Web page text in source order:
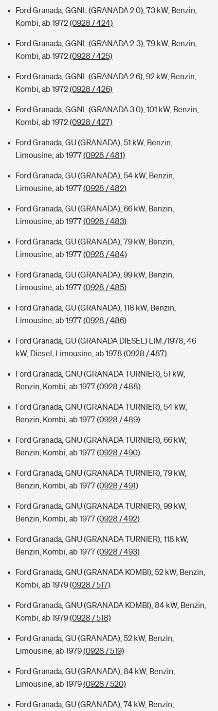
Ford Granada, GGNL (GRANADA 2.0), 73 kW, Benzin,
Kombi, ab 1972(0928 / 424)
Ford Granada, GGNL (GRANADA 2.3), 79 kW, Benzin,
Kombi, ab 1972(0928 / 425)
Ford Granada, GGNL (GRANADA 2.6), 92 kW, Benzin,
Kombi, ab 1972(0928 / 426)
Ford Granada, GGNL (GRANADA 3.0), 101 kW, Benzin,
Kombi, ab 1972(0928 / 427)
Ford Granada, GU (GRANADA), 51 kW, Benzin,
Limousine, ab 1977(0928 / 481)
Ford Granada, GU (GRANADA), 54 kW, Benzin,
Limousine, ab 1977(0928 / 482)
Ford Granada, GU (GRANADA), 66 kW, Benzin,
Limousine, ab 1977(0928 / 483)
Ford Granada, GU (GRANADA), 79 kW, Benzin,
Limousine, ab 1977(0928 / 484)
Ford Granada, GU (GRANADA), 99 kW, Benzin,
Limousine, ab 1977(0928 / 485)
Ford Granada, GU (GRANADA), 118 kW, Benzin,
Limousine, ab 1977(0928 / 486)
Ford Granada, GU (GRANADA DIESEL) LIM./1978, 46
kW, Diesel, Limousine, ab 1978 (0928 / 487)
Ford Granada, GNU (GRANADA TURNIER), 51 kW,
Benzin, Kombi, ab 1977(0928 / 488)
Ford Granada, GNU (GRANADA TURNIER), 54 kW,
Benzin, Kombi, ab 1977(0928 / 489)
Ford Granada, GNU (GRANADA TURNIER), 66 kW,
Benzin, Kombi, ab 1977(0928 / 490)
Ford Granada, GNU (GRANADA TURNIER), 79 kW,
Benzin, Kombi, ab 1977(0928 / 491)
Ford Granada, GNU (GRANADA TURNIER), 99 kW,
Benzin, Kombi, ab 1977(0928 / 492)
Ford Granada, GNU (GRANADA TURNIER), 118 kW,
Benzin, Kombi, ab 1977(0928 / 493)
Ford Granada, GNU (GRANADA KOMBI), 52 kW, Benzin,
Kombi, ab 1979(0928 / 517)
Ford Granada, GNU (GRANADA KOMBI), 84 kW, Benzin,
Kombi, ab 1979(0928 / 518)
Ford Granada, GU (GRANADA), 52 kW, Benzin,
Limousine, ab 1979(0928 / 519)
Ford Granada, GU (GRANADA), 84 kW, Benzin,
Limousine, ab 1979(0928 / 520)
Ford Granada, GU (GRANADA), 74 kW, Benzin,